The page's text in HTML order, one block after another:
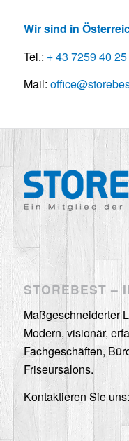
Wir sind in
Tel.: + 43 7259 40 25
Mail:
STOREBEST –
Maßgeschneiderter
Modern, visionär,
Fachgeschäften,
Friseursalons.
Kontaktieren Sie uns: